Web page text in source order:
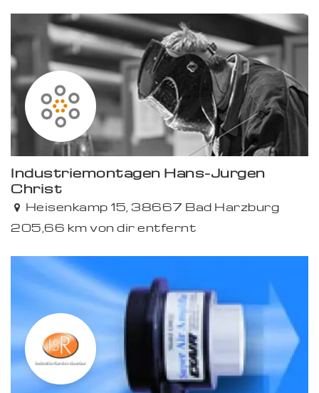
Premium
Premium
Industriemontagen Hans-Jürgen
Christ
Heisenkamp 15, 38667 Bad Harzburg
205,66 km von dir entfernt